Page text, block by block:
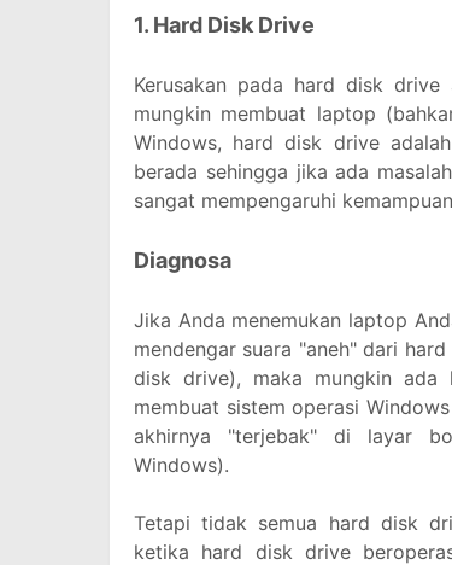
1. Hard Disk Drive
Kerusakan pada hard disk
mungkin membuat laptop
Windows, hard disk drive
berada sehingga jika ada
sangat mempengaruhi
Diagnosa
Jika Anda menemukan laptop
mendengar suara "aneh" dari
disk drive), maka mungkin
membuat sistem operasi
akhirnya "terjebak" di layar
Windows).
Tetapi tidak semua hard disk
ketika hard disk drive